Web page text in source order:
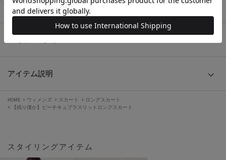
アイテム説明
HOME > ウィメンズ > スカート > ロングスカート
>
【残り僅か】ピーチキュプラスリットロングスカート
スタイリングアイテム